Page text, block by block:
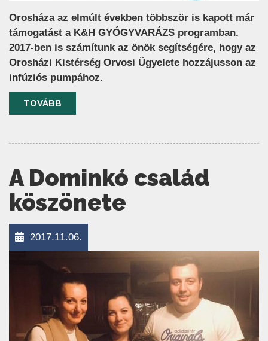
Orosháza az elmúlt években többször is kapott már
támogatást a K&H GYÓGYVARÁZS programban.
2017-ben is számítunk az önök segítségére, hogy az
Orosházi Kistérség Orvosi Ügyelete hozzájusson az
infúziós pumpához.
TOVÁBB
A Dominkó család
köszönete
2017.11.06.